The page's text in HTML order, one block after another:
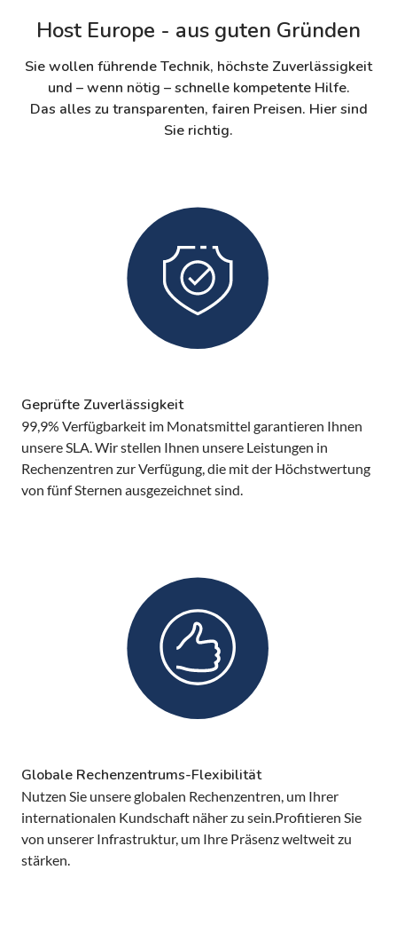
Host Europe - aus guten Gründen
Sie wollen führende Technik, höchste Zuverlässigkeit
und – wenn nötig – schnelle kompetente Hilfe.
Das alles zu transparenten, fairen Preisen. Hier sind
Sie richtig.
Geprüfte Zuverlässigkeit
99,9% Verfügbarkeit im Monatsmittel garantieren Ihnen
unsere SLA. Wir stellen Ihnen unsere Leistungen in
Rechenzentren zur Verfügung, die mit der Höchstwertung
von fünf Sternen ausgezeichnet sind.
Globale Rechenzentrums-Flexibilität
Nutzen Sie unsere globalen Rechenzentren, um Ihrer
internationalen Kundschaft näher zu sein.Profitieren Sie
von unserer Infrastruktur, um Ihre Präsenz weltweit zu
stärken.